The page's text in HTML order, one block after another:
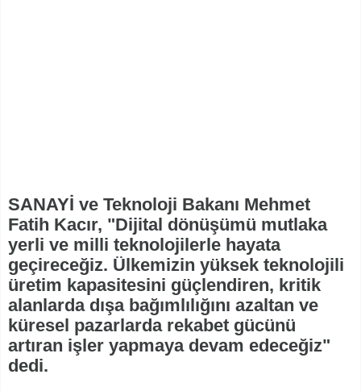
SANAYİ ve Teknoloji Bakanı Mehmet
Fatih Kacır, "Dijital dönüşümü mutlaka
yerli ve milli teknolojilerle hayata
geçireceğiz. Ülkemizin yüksek teknolojili
üretim kapasitesini güçlendiren, kritik
alanlarda dışa bağımlılığını azaltan ve
küresel pazarlarda rekabet gücünü
artıran işler yapmaya devam edeceğiz"
dedi.